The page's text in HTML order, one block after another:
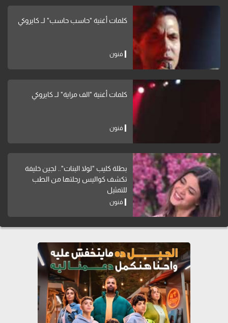
كلمات أغنية "حاسب حاسب" لــ كايروكي
فنون
كلمات أغنية "الف مراية" لــ كايروكي
فنون
بطلة كليب "لولا البنات".. لجين خليفة
تكشف كواليس رحلتها من الطب
للتمثيل
فنون